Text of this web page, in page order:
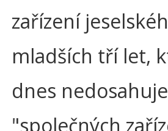
zařízení
mladších tří let,
dnes
"společných